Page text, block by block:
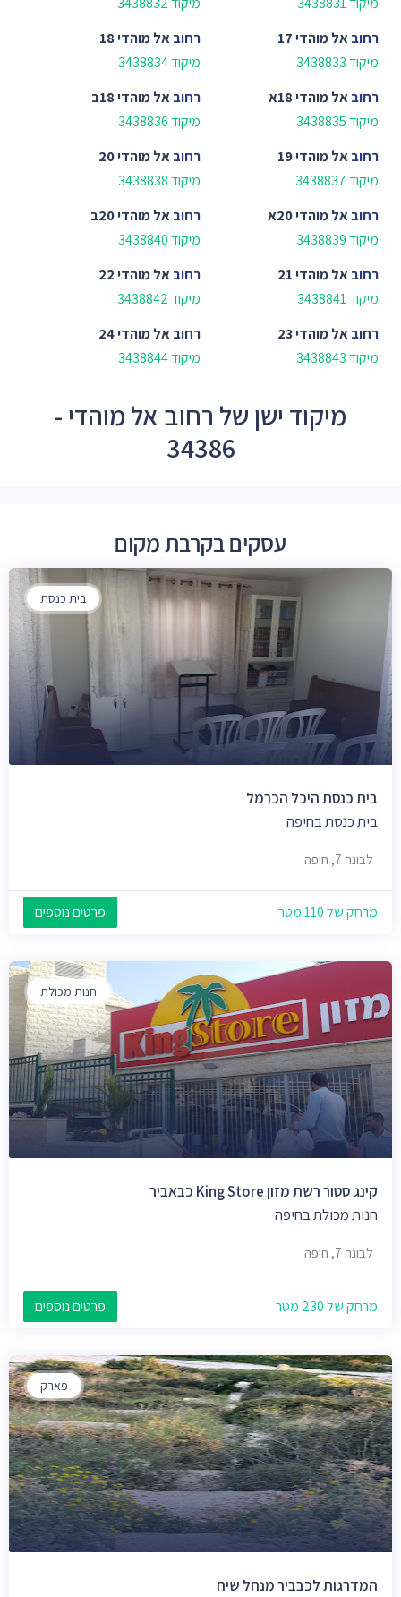
רחובאל מוהדי 17
מיקוד 3438833
רחובאל מוהדי 18
מיקוד 3438834
רחובאל מוהדי 18א
מיקוד 3438835
רחובאל מוהדי 18ב
מיקוד 3438836
רחובאל מוהדי 19
מיקוד 3438837
רחובאל מוהדי 20
מיקוד 3438838
רחובאל מוהדי 20א
מיקוד 3438839
רחובאל מוהדי 20ב
מיקוד 3438840
רחובאל מוהדי 21
מיקוד 3438841
רחובאל מוהדי 22
מיקוד 3438842
רחובאל מוהדי 23
מיקוד 3438843
רחובאל מוהדי 24
מיקוד 3438844
מיקוד ישן של רחוב אל מוהדי -
34386
עסקים בקרבת מקום
בית כנסת
בית כנסת היכל הכרמל
בית כנסת בחיפה
לבונה 7, חיפה
מרחק של 110 מטר פרטים נוספים
חנות מכולת
קינג סטור רשת מזון King Store כבאביר
חנות מכולת בחיפה
לבונה 7, חיפה
מרחק של 230 מטר פרטים נוספים
פארק
המדרגות לכבביר מנחל שיח